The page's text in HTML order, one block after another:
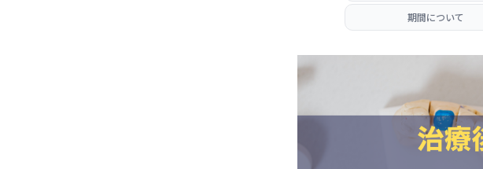
期間について